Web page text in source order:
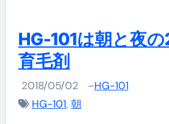
HG-101は朝と夜
育毛剤
2018/05/02 –HG-101
HG-101, 朝